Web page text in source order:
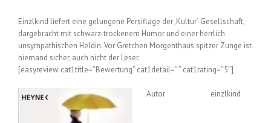
Einzlkind liefert eine gelungene Persiflage der ‚Kultur‘-Gesellschaft,
dargebracht mit schwarz-trockenem Humor und einer herrlich
unsympathischen Heldin. Vor Gretchen Morgenthaus spitzer Zunge ist
niemand sicher, auch nicht der Leser.
[easyreview cat1title=“Bewertung“ cat1detail=“ “ cat1rating=“5″]
Autor einzlkind